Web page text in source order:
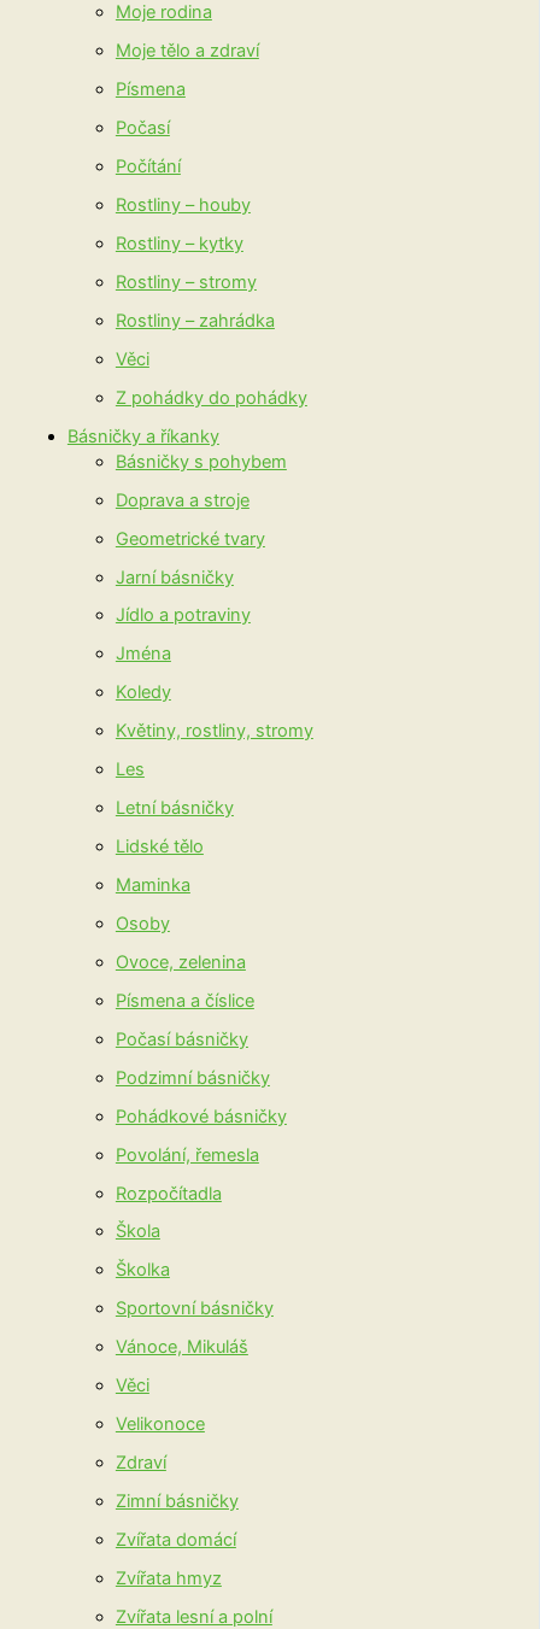
Moje rodina
Moje tělo a zdraví
Písmena
Počasí
Počítání
Rostliny – houby
Rostliny – kytky
Rostliny – stromy
Rostliny – zahrádka
Věci
Z pohádky do pohádky
Básničky a říkanky
Básničky s pohybem
Doprava a stroje
Geometrické tvary
Jarní básničky
Jídlo a potraviny
Jména
Koledy
Květiny, rostliny, stromy
Les
Letní básničky
Lidské tělo
Maminka
Osoby
Ovoce, zelenina
Písmena a číslice
Počasí básničky
Podzimní básničky
Pohádkové básničky
Povolání, řemesla
Rozpočítadla
Škola
Školka
Sportovní básničky
Vánoce, Mikuláš
Věci
Velikonoce
Zdraví
Zimní básničky
Zvířata domácí
Zvířata hmyz
Zvířata lesní a polní